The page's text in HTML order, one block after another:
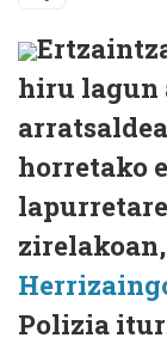
hiru lagun
horretako
Polizia